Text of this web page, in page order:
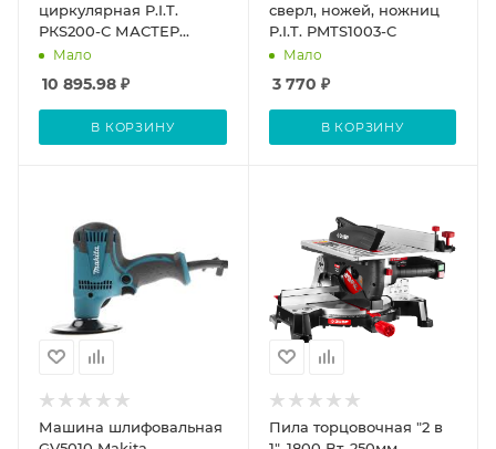
циркулярная P.I.T.
РКS200-С МАСТЕР
(2000Вт, 200диск, 5500
пропила 70мм) P.I.T
Мало
10 895.98 ₽
В КОРЗИНУ
сверл, ножей, ножниц
P.I.T. PMTS1003-C
Мало
3 770 ₽
В КОРЗИНУ
Машина шлифовальная
Пила торцовочная "2 в